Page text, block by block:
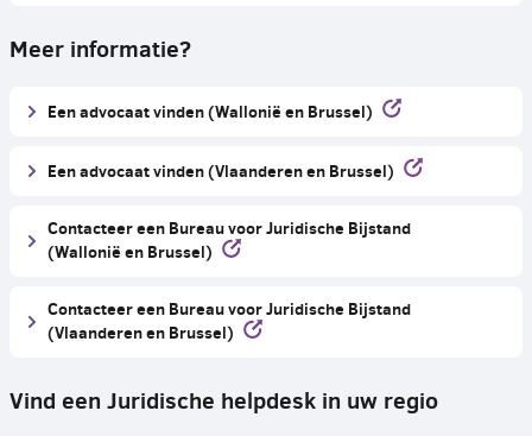
Meer informatie?
Een advocaat vinden (Wallonië en Brussel)
Een advocaat vinden (Vlaanderen en Brussel)
Contacteer een Bureau voor Juridische Bijstand
(Wallonië en Brussel)
Contacteer een Bureau voor Juridische Bijstand
(Vlaanderen en Brussel)
Vind een Juridische helpdesk in uw regio